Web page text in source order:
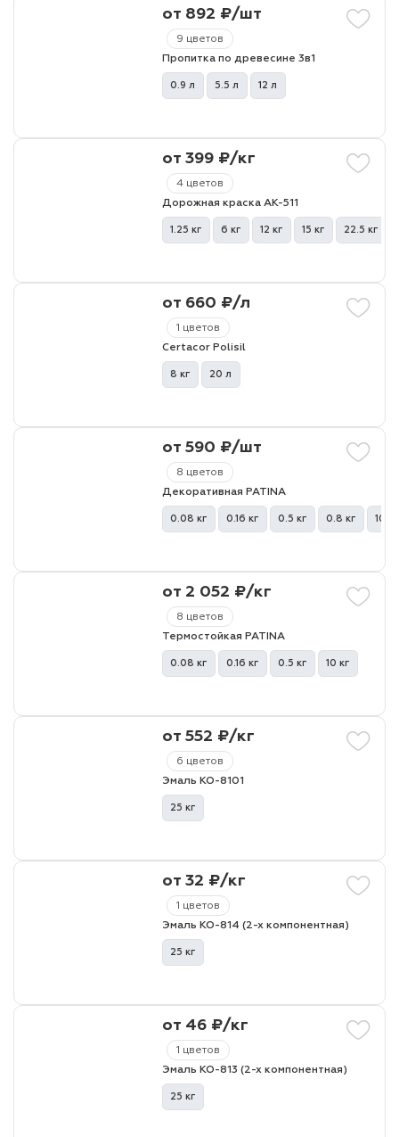
9 цветов
от 892 ₽/шт
Пропитка по древесине 3в1
0.9 л 5.5 л 12 л
4 цветов
от 399 ₽/кг
Дорожная краска АК-511
1.25 кг 6 кг 12 кг 15 кг 22.5 кг
1 цветов
от 660 ₽/л
Certacor Polisil
8 кг 20 л
8 цветов
от 590 ₽/шт
Декоративная PATINA
0.08 кг 0.16 кг 0.5 кг 0.8 кг 10 кг
8 цветов
от 2 052 ₽/кг
Термостойкая PATINA
0.08 кг 0.16 кг 0.5 кг 10 кг
6 цветов
от 552 ₽/кг
Эмаль КО-8101
25 кг
1 цветов
от 32 ₽/кг
Эмаль КО-814 (2-х компонентная)
25 кг
1 цветов
от 46 ₽/кг
Эмаль КО-813 (2-х компонентная)
25 кг